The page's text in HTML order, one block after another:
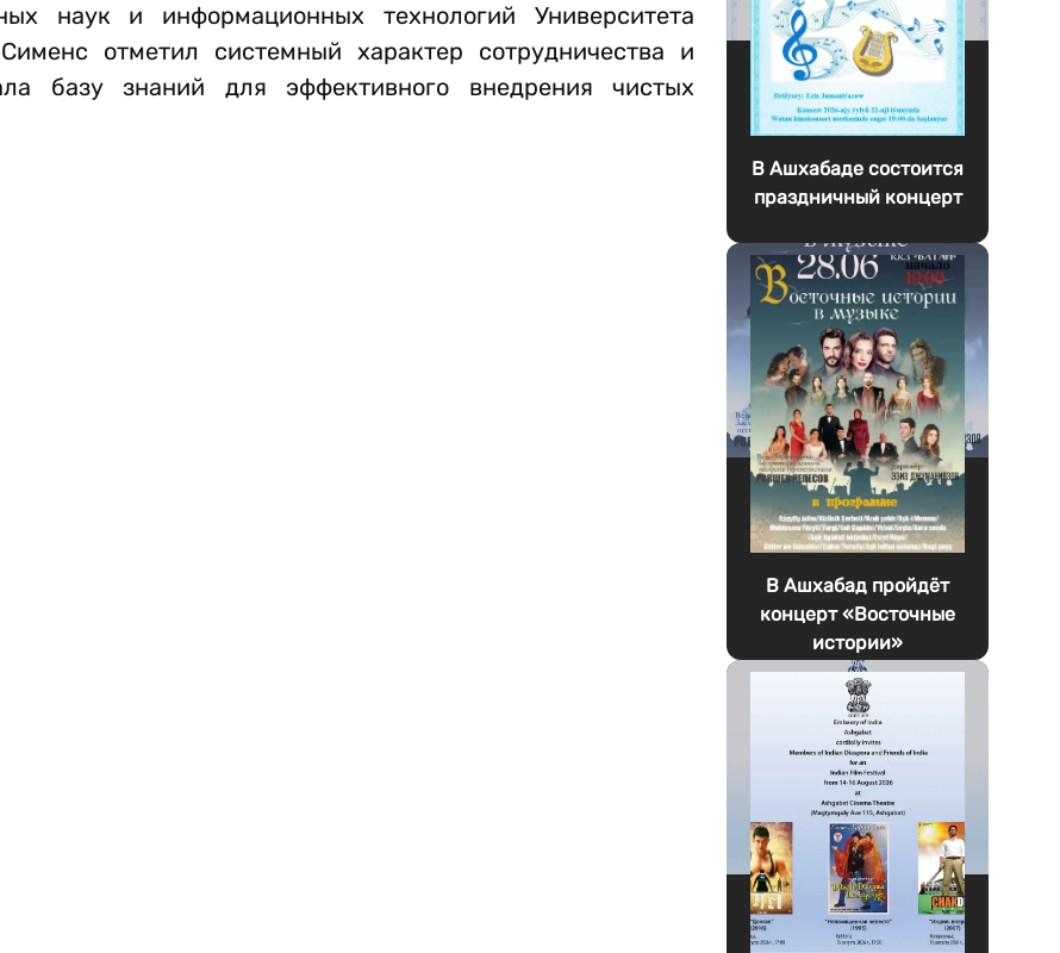
наук и информационных технологий Университета
отметил системный характер сотрудничества и
базу знаний для эффективного внедрения чистых
В Ашхабаде состоится
праздничный концерт
В Ашхабад пройдёт
концерт «Восточные
истории»